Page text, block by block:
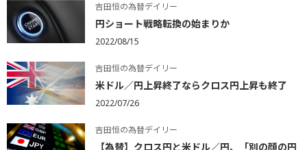
吉田恒の為替デイリー
円ショート戦略転換の始まりか
2022/08/15
吉田恒の為替デイリー
米ドル／円上昇終了ならクロス円上昇も終了
2022/07/26
吉田恒の為替デイリー
【為替】クロス円と米ドル／円、「別の顔の円